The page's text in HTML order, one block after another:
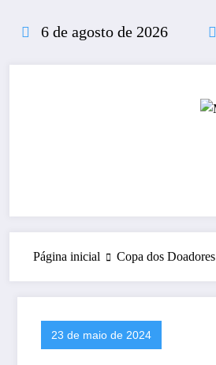
conteúdo
6 de agosto de 2026
Página inicial Copa dos Doadores
23 de maio de 2024